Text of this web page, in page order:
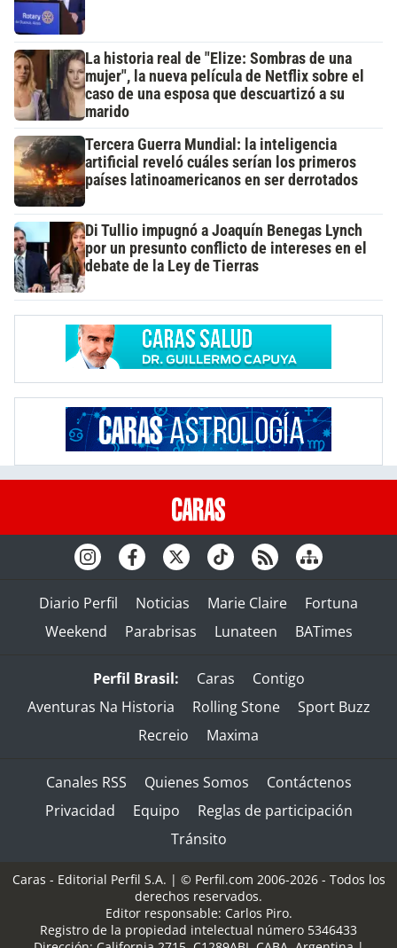
La historia real de "Elize: Sombras de una
mujer", la nueva película de Netflix sobre el
caso de una esposa que descuartizó a su
marido
Tercera Guerra Mundial: la inteligencia
artificial reveló cuáles serían los primeros
países latinoamericanos en ser derrotados
Di Tullio impugnó a Joaquín Benegas Lynch
por un presunto conflicto de intereses en el
debate de la Ley de Tierras
Diario Perfil Noticias Marie Claire
Fortuna
Weekend
Parabrisas Lunateen BATimes
Perfil Brasil: Caras
Contigo
Aventuras Na Historia
Rolling Stone
Sport Buzz
Recreio
Maxima
Canales RSS Quienes Somos
Contáctenos
Privacidad
Equipo
Reglas de participación
Tránsito
Caras - Editorial Perfil S.A. | © Perfil.com 2006-2026 - Todos los
derechos reservados.
Editor responsable: Carlos Piro.
Registro de la propiedad intelectual número 5346433